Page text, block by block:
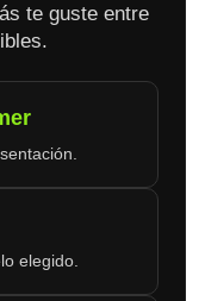
te guste entre
elegido.